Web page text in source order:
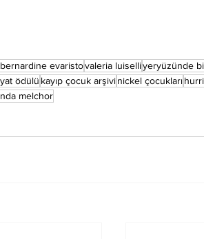
bernardine evaristovaleria luiselliyeryüzünde
ödülü kayıp çocuk arşivinickel çocukları
melchor